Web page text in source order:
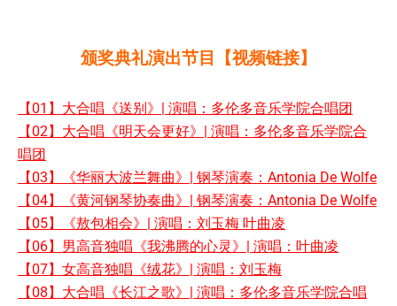
颁奖典礼演出节目【视频链接】
【01】大合唱《送别》| 演唱：多伦多音乐学院合唱团
【02】大合唱《明天会更好》| 演唱：多伦多音乐学院合
唱团
【03】《华丽大波兰舞曲》| 钢琴演奏：Antonia De Wolfe
【04】《黄河钢琴协奏曲》| 钢琴演奏：Antonia De Wolfe
【05】《敖包相会》| 演唱：刘玉梅 叶曲凌
【06】男高音独唱《我沸腾的心灵》| 演唱：叶曲凌
【07】女高音独唱《绒花》| 演唱：刘玉梅
【08】大合唱《长江之歌》| 演唱：多伦多音乐学院合唱